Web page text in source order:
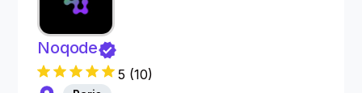
Noqode
5 (10)